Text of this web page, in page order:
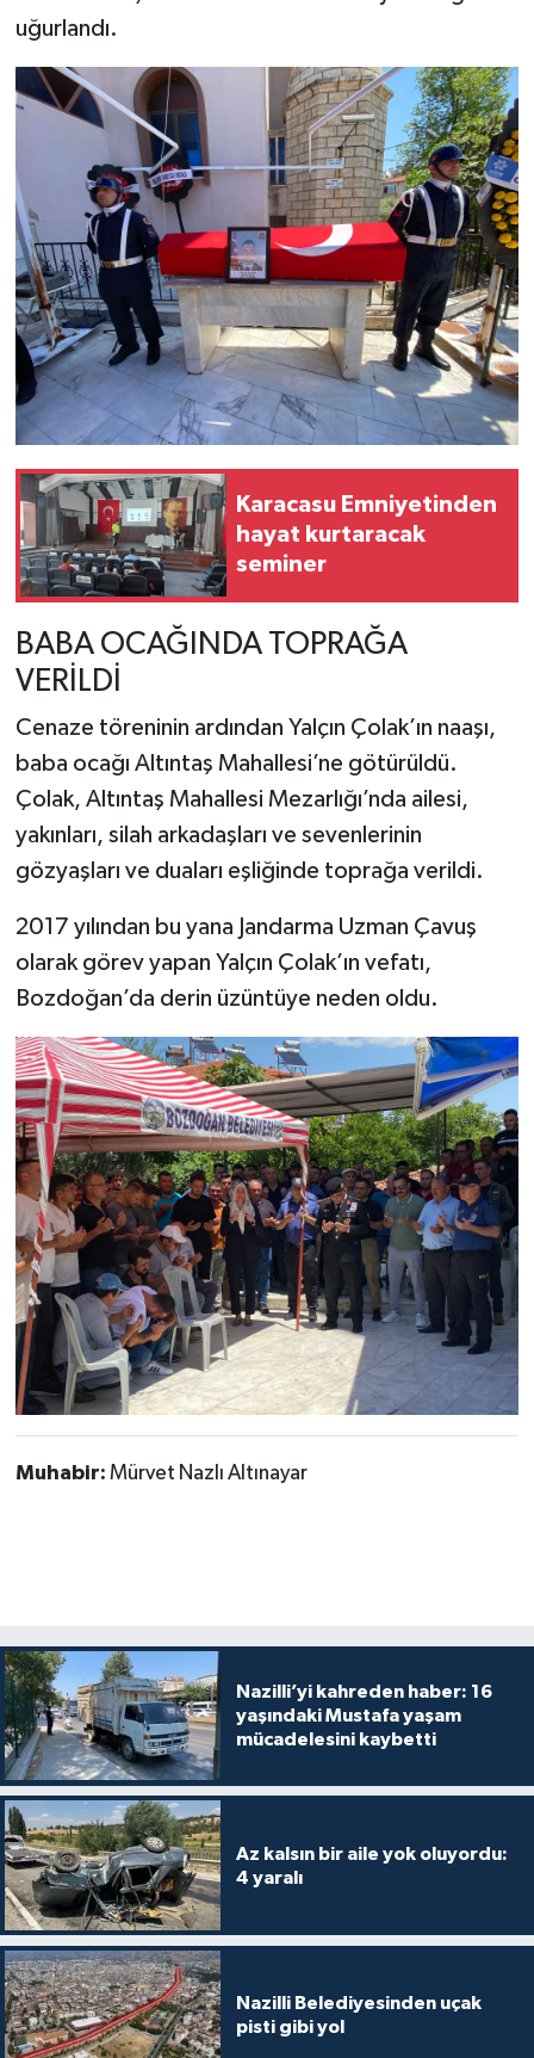
uğurlandı.
Karacasu Emniyetinden
hayat kurtaracak
seminer
BABA OCAĞINDA TOPRAĞA
VERİLDİ
Cenaze töreninin ardından Yalçın Çolak’ın naaşı,
baba ocağı Altıntaş Mahallesi’ne götürüldü.
Çolak, Altıntaş Mahallesi Mezarlığı’nda ailesi,
yakınları, silah arkadaşları ve sevenlerinin
gözyaşları ve duaları eşliğinde toprağa verildi.
2017 yılından bu yana Jandarma Uzman Çavuş
olarak görev yapan Yalçın Çolak’ın vefatı,
Bozdoğan’da derin üzüntüye neden oldu.
Muhabir: Mürvet Nazlı Altınayar
Nazilli’yi kahreden haber: 16
yaşındaki Mustafa yaşam
mücadelesini kaybetti
Az kalsın bir aile yok oluyordu:
4 yaralı
Nazilli Belediyesinden uçak
pisti gibi yol